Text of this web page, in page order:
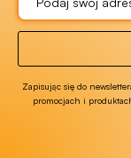
Zapisując się do
promocjach i